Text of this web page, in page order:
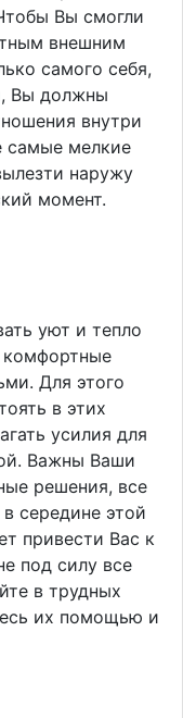
Вы смогли
внешним
самого себя,
Вы должны
внутри
самые мелкие
наружу
момент.
уют и тепло
комфортные
Для этого
в этих
усилия для
Важны Ваши
решения, все
середине этой
привести Вас к
под силу все
в трудных
их помощью и